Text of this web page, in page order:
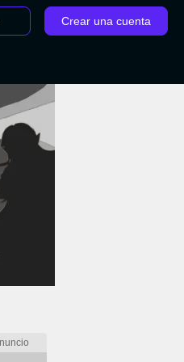
Crear una cuenta